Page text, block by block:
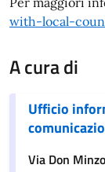
with-local-
A cura di
Ufficio
Via Don